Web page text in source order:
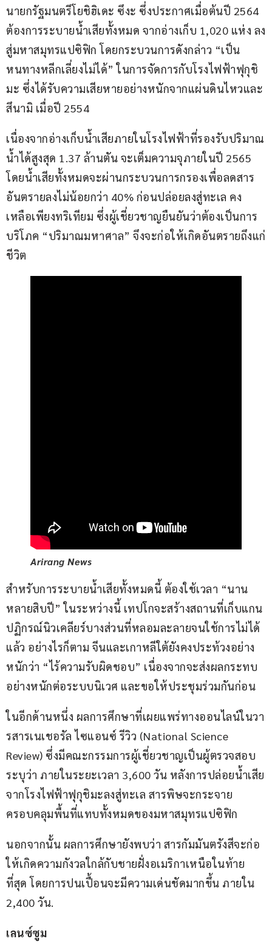
นายกรัฐมนตรีโยชิฮิเดะ ซึงะ ซึ่งประกาศเมื่อต้นปี 2564
ต้องการระบายน้ำเสียทั้งหมด จากอ่างเก็บ 1,020 แห่ง ลง
สู่มหาสมุทรแปซิฟิก โดยกระบวนการดังกล่าว “เป็น
หนทางหลีกเลี่ยงไม่ได้” ในการจัดการกับโรงไฟฟ้าฟุกุชิ
มะ ซึ่งได้รับความเสียหายอย่างหนักจากแผ่นดินไหวและ
สึนามิ เมื่อปี 2554
เนื่องจากอ่างเก็บน้ำเสียภายในโรงไฟฟ้าที่รองรับปริมาณ
น้ำได้สูงสุด 1.37 ล้านตัน จะเต็มความจุภายในปี 2565
โดยน้ำเสียทั้งหมดจะผ่านกระบวนการกรองเพื่อลดสาร
อันตรายลงไม่น้อยกว่า 40% ก่อนปล่อยลงสู่ทะเล คง
เหลือเพียงทริเทียม ซึ่งผู้เชี่ยวชาญยืนยันว่าต้องเป็นการ
บริโภค “ปริมาณมหาศาล” จึงจะก่อให้เกิดอันตรายถึงแก่
ชีวิต
Arirang News
สำหรับการระบายน้ำเสียทั้งหมดนี้ ต้องใช้เวลา “นาน
หลายสิบปี” ในระหว่างนี้ เทปโกจะสร้างสถานที่เก็บแกน
ปฏิกรณ์นิวเคลียร์บางส่วนที่หลอมละลายจนใช้การไม่ได้
แล้ว อย่างไรก็ตาม จีนและเกาหลีใต้ยังคงประท้วงอย่าง
หนักว่า “ไร้ความรับผิดชอบ” เนื่องจากจะส่งผลกระทบ
อย่างหนักต่อระบบนิเวศ และขอให้ประชุมร่วมกันก่อน
ในอีกด้านหนึ่ง ผลการศึกษาที่เผยแพร่ทางออนไลน์ในวา
รสารเนเชอรัล ไซแอนซ์ รีวิว (National Science
Review) ซึ่งมีคณะกรรมการผู้เชี่ยวชาญเป็นผู้ตรวจสอบ
ระบุว่า ภายในระยะเวลา 3,600 วัน หลังการปล่อยน้ำเสีย
จากโรงไฟฟ้าฟุกุชิมะลงสู่ทะเล สารพิษจะกระจาย
ครอบคลุมพื้นที่แทบทั้งหมดของมหาสมุทรแปซิฟิก
นอกจากนั้น ผลการศึกษายังพบว่า สารกัมมันตรังสีจะก่อ
ให้เกิดความกังวลใกล้กับชายฝั่งอเมริกาเหนือในท้าย
ที่สุด โดยการปนเปื้อนจะมีความเด่นชัดมากขึ้น ภายใน
2,400 วัน.
เลนซ์ซูม